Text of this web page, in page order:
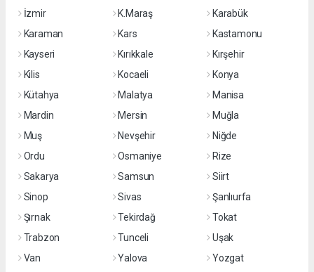
İzmir
K.Maraş
Karabük
Karaman
Kars
Kastamonu
Kayseri
Kırıkkale
Kırşehir
Kilis
Kocaeli
Konya
Kütahya
Malatya
Manisa
Mardin
Mersin
Muğla
Muş
Nevşehir
Niğde
Ordu
Osmaniye
Rize
Sakarya
Samsun
Siirt
Sinop
Sivas
Şanlıurfa
Şırnak
Tekirdağ
Tokat
Trabzon
Tunceli
Uşak
Van
Yalova Yozgat